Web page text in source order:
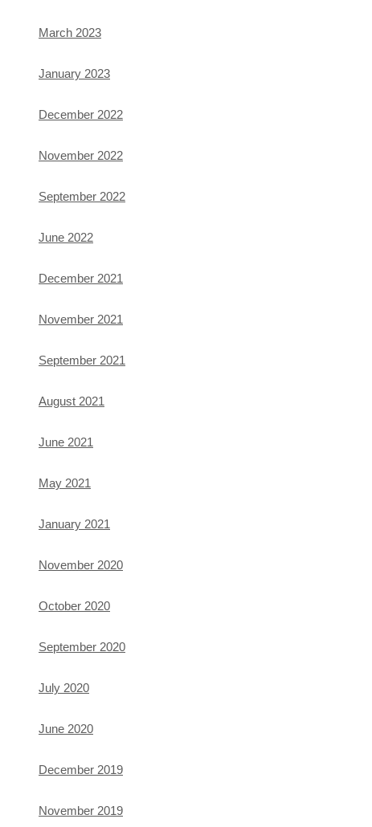
March 2023
January 2023
December 2022
November 2022
September 2022
June 2022
December 2021
November 2021
September 2021
August 2021
June 2021
May 2021
January 2021
November 2020
October 2020
September 2020
July 2020
June 2020
December 2019
November 2019